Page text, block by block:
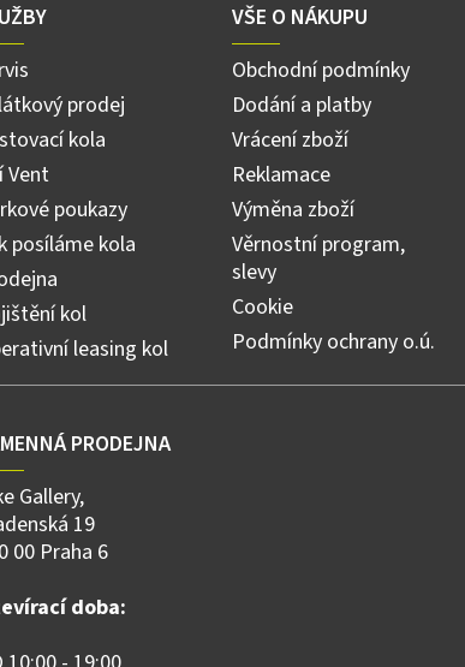
prodej
kola
Vent
poukazy
posíláme kola
kol
leasing kol
VŠE O NÁKUPU
Obchodní podmínky
Dodání a platby
Vrácení zboží
Reklamace
Výměna zboží
Věrnostní program,
slevy
Cookie
Podmínky ochrany o.ú.
PRODEJNA
Gallery,
19
00 Praha 6
doba: